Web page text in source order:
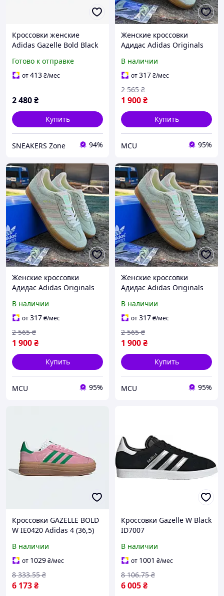
Кроссовки женские
Adidas Gazelle Bold Black
Газелы болд черные
Готово к отправке
от413₴/мес
2 480₴
Купить
SNEAKERS Zone 94%
Женские кроссовки
Адидас Adidas Originals
Зелёный 37 38
В наличии
от317₴/мес
1 900₴
2 565 ₴
Купить
MCU 95%
Женские кроссовки
Адидас Adidas Originals
Зелёный 37 39
В наличии
от317₴/мес
1 900₴
2 565 ₴
Купить
MCU 95%
Женские кроссовки
Адидас Adidas Originals
Зелёный 37 40
В наличии
от317₴/мес
1 900₴
2 565 ₴
Купить
MCU 95%
Кроссовки GAZELLE BOLD
W IE0420 Adidas 4 (36,5)
В наличии
от 1029₴/мес
6 173₴
8 333.55 ₴
Кроссовки Gazelle W Black
ID7007
В наличии
от 1001 ₴/мес
6 005₴
8 106.75 ₴